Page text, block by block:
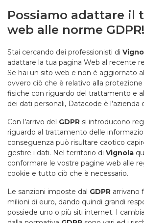
Possiamo adattare il
web alle norme GDPR!
Stai cercando dei professionisti di
adattare la tua pagina Web al recente
Se hai un sito web e non è aggiornato
ovvero ciò che è relativo alla
fisiche con riguardo del trattamento e
dei dati personali, Datacode è l’azienda
Con l’arrivo del GDPR si introducono
riguardo al trattamento delle
conseguenza può risultare caotico
gestire i dati. Nel territorio di Vignola
conformare le vostre pagine web alle
cookie e tutto ciò che è necessario.
Le sanzioni imposte dal GDPR arrivano
milioni di euro, dando quindi grandi
possiede uno o più siti internet. I